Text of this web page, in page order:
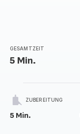
GESAMTZEIT
5 Min.
ZUBEREITUNG
5 Min.